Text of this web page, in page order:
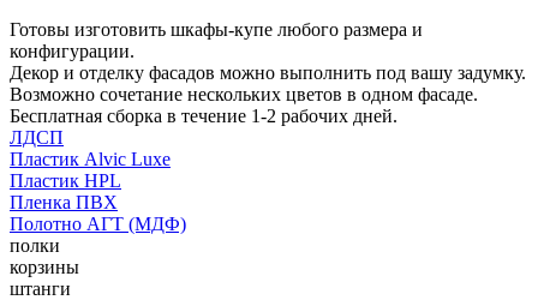
Готовы изготовить шкафы-купе любого размера и
конфигурации.
Декор и отделку фасадов можно выполнить под вашу задумку.
Возможно сочетание нескольких цветов в одном фасаде.
Бесплатная сборка в течение 1-2 рабочих дней.
ЛДСП
Пластик Alvic Luxe
Пластик HPL
Пленка ПВХ
Полотно АГТ (МДФ)
полки
корзины
штанги